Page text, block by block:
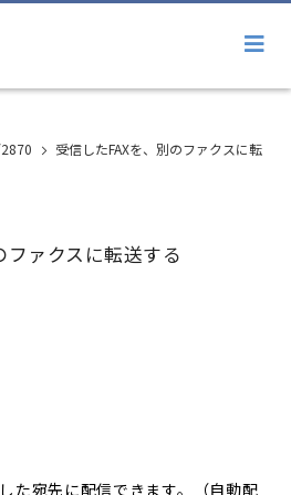
受信したFAXを、別のファクスに転
ファクスに転送する
た宛先に配信できます。（自動配